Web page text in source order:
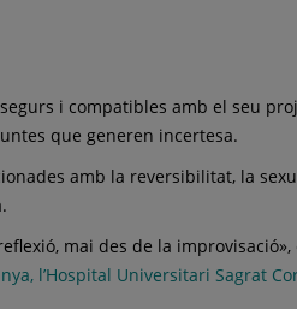
i compatibles amb el seu
que generen incertesa.
amb la reversibilitat, la
mai des de la improvisació»,
l’Hospital Universitari Sagrat